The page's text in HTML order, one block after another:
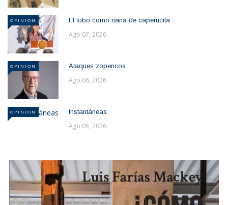
OPINION El lobo como nana de caperucita
Ago 07, 2026
OPINION Ataques zopencos
Ago 06, 2026
OPINION Instantáneas
Ago 05, 2026